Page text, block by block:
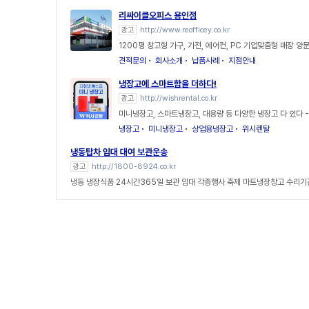
리싸이클오피스 용인점
광고 http://www.reofficey.co.kr
1200평 창고형 가구, 가전, 에어컨, PC 기업맞춤형 매장 양
견적문의
회사소개 납품사례 지점안내
냉장고에 스마트함을 더하다!
광고 http://wishrental.co.kr
미니냉장고, 스마트냉장고, 대용량 등 다양한 냉장고 다 있
냉장고
미니냉장고 상업용냉장고 위시렌탈
냉동탑차 임대 대여 보관운송
광고 http://1800-8924.co.kr
냉동 냉장식품 24시간365일 보관 임대 각종행사 축제 마트냉장창고 수리기